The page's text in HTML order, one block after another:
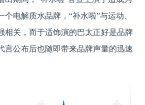
电解质水品牌，“补水啦”与运动、
相关，而于适饰演的巴太正好是品牌
言公布后也随即带来品牌声量的迅速